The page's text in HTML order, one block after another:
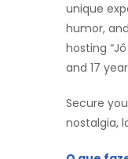
unique
humor,
hosting
and 17
Secure
nostalgia,